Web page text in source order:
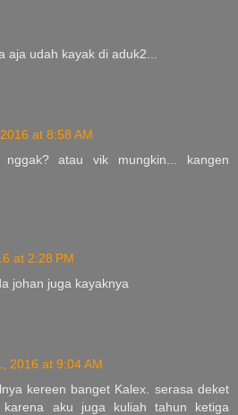
aja udah kayak di aduk2...
at 8:58 AM
atau vik mungkin... kangen
at 2:28 PM
johan juga kayaknya
2016 at 9:04 AM
kereen banget Kalex. serasa deket
aku juga kuliah tahun ketiga